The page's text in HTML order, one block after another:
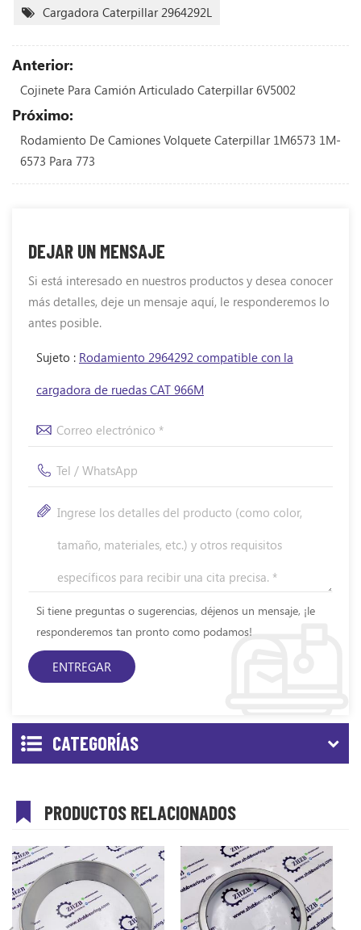
Cargadora Caterpillar 2964292L
Anterior:
Cojinete Para Camión Articulado Caterpillar 6V5002
Próximo:
Rodamiento De Camiones Volquete Caterpillar 1M6573 1M-
6573 Para 773
DEJAR UN MENSAJE
Si está interesado en nuestros productos y desea conocer
más detalles, deje un mensaje aquí, le responderemos lo
antes posible.
Sujeto : Rodamiento 2964292 compatible con la
cargadora de ruedas CAT 966M
Si tiene preguntas o sugerencias, déjenos un mensaje, ¡le
responderemos tan pronto como podamos!
CATEGORÍAS
PRODUCTOS RELACIONADOS